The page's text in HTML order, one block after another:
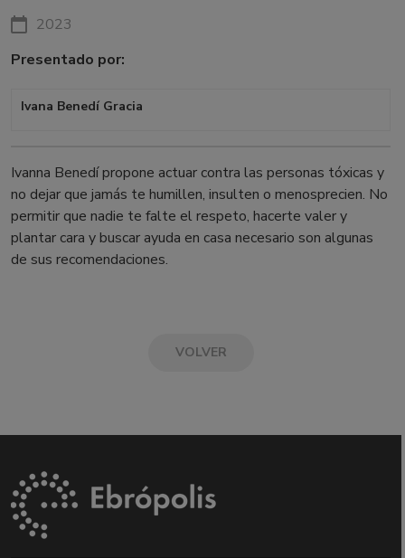
2023
Presentado por:
Ivana Benedí Gracia
Ivanna Benedí propone actuar contra las personas tóxicas y
no dejar que jamás te humillen, insulten o menosprecien. No
permitir que nadie te falte el respeto, hacerte valer y
plantar cara y buscar ayuda en casa necesario son algunas
de sus recomendaciones.
VOLVER